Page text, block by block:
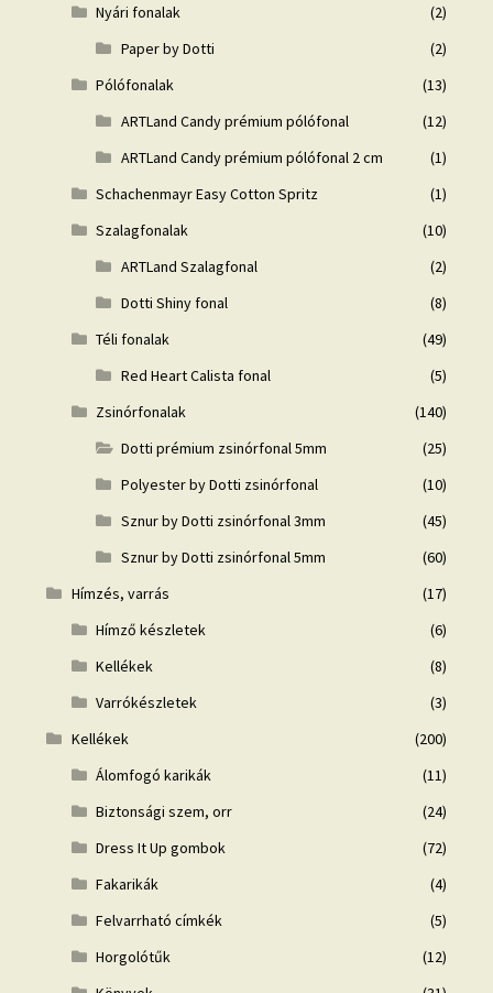
Nyári fonalak
(2)
Paper by Dotti
(2)
Pólófonalak
(13)
ARTLand Candy prémium pólófonal
(12)
ARTLand Candy prémium pólófonal 2 cm
(1)
Schachenmayr Easy Cotton Spritz
(1)
Szalagfonalak
(10)
ARTLand Szalagfonal
(2)
Dotti Shiny fonal
(8)
Téli fonalak
(49)
Red Heart Calista fonal
(5)
Zsinórfonalak
(140)
Dotti prémium zsinórfonal 5mm
(25)
Polyester by Dotti zsinórfonal
(10)
Sznur by Dotti zsinórfonal 3mm
(45)
Sznur by Dotti zsinórfonal 5mm
(60)
Hímzés, varrás
(17)
Hímző készletek
(6)
Kellékek
(8)
Varrókészletek
(3)
Kellékek
(200)
Álomfogó karikák
(11)
Biztonsági szem, orr
(24)
Dress It Up gombok
(72)
Fakarikák
(4)
Felvarrható címkék
(5)
Horgolótűk
(12)